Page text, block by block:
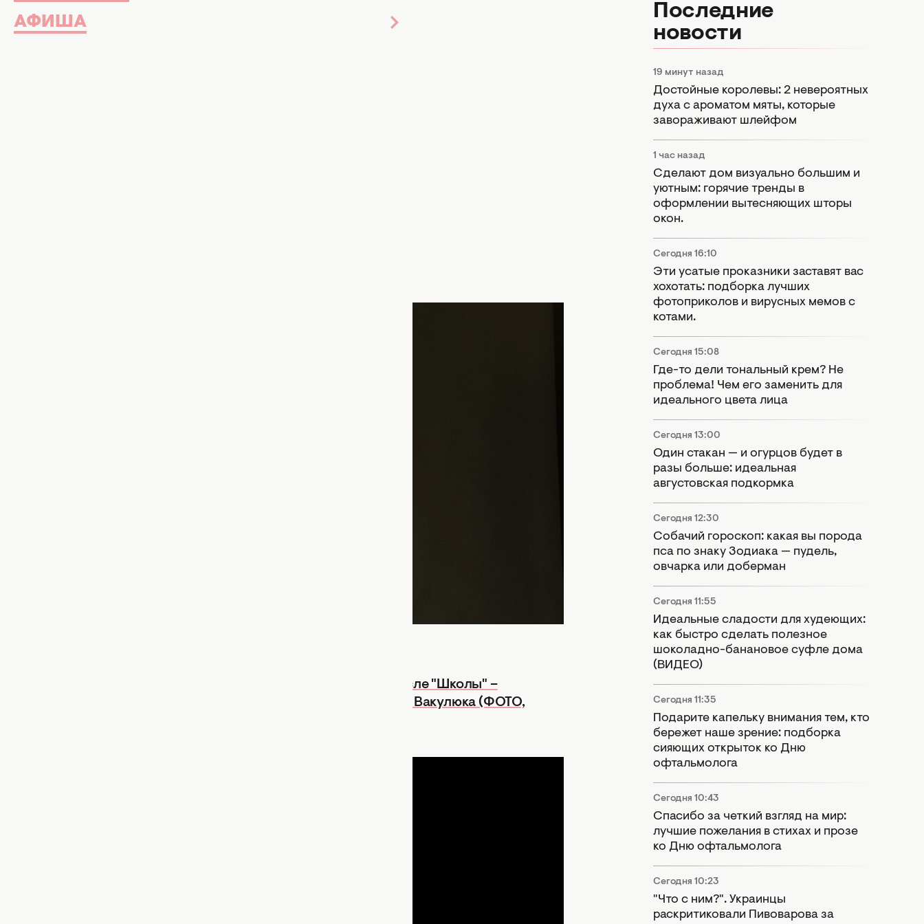
АФИША
До сих пор не забыл язык врага: что стало с Алексом после "Школы" –
модельная карьера, скандалы и новые проекты Никиты Вакулюка (ФОТО,
Последние
новости
19 минут назад
Достойные королевы: 2 невероятных
духа с ароматом мяты, которые
завораживают шлейфом
1 час назад
Сделают дом визуально большим и
уютным: горячие тренды в
оформлении вытесняющих шторы
окон.
Сегодня 16:10
Эти усатые проказники заставят вас
хохотать: подборка лучших
фотоприколов и вирусных мемов с
котами.
Сегодня 15:08
Где-то дели тональный крем? Не
проблема! Чем его заменить для
идеального цвета лица
Сегодня 13:00
Один стакан — и огурцов будет в
разы больше: идеальная
августовская подкормка
Сегодня 12:30
Собачий гороскоп: какая вы порода
пса по знаку Зодиака — пудель,
овчарка или доберман
Сегодня 11:55
Идеальные сладости для худеющих:
как быстро сделать полезное
шоколадно-банановое суфле дома
(ВИДЕО)
Сегодня 11:35
Подарите капельку внимания тем, кто
бережет наше зрение: подборка
сияющих открыток ко Дню
офтальмолога
Сегодня 10:43
Спасибо за четкий взгляд на мир:
лучшие пожелания в стихах и прозе
ко Дню офтальмолога
Сегодня 10:23
"Что с ним?". Украинцы
раскритиковали Пивоварова за